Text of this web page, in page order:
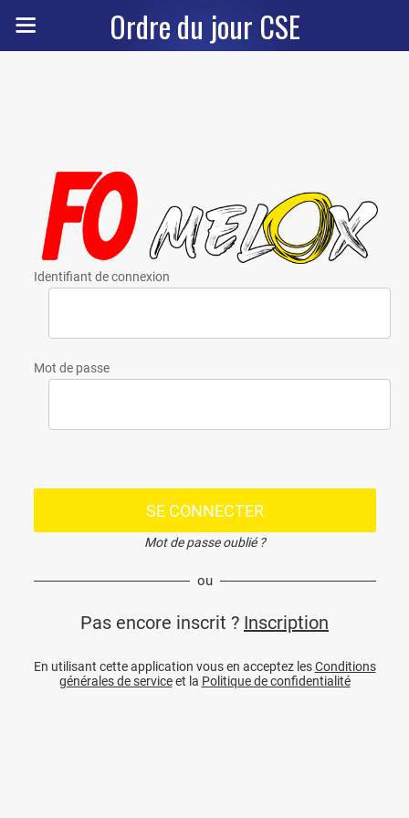
Ordre du jour CSE
Identifiant de connexion
Mot de passe
SE CONNECTER
Mot de passe oublié ?
ou
Pas encore inscrit ? Inscription
En utilisant cette application vous en acceptez lesConditions
générales de serviceet la Politique de confidentialité